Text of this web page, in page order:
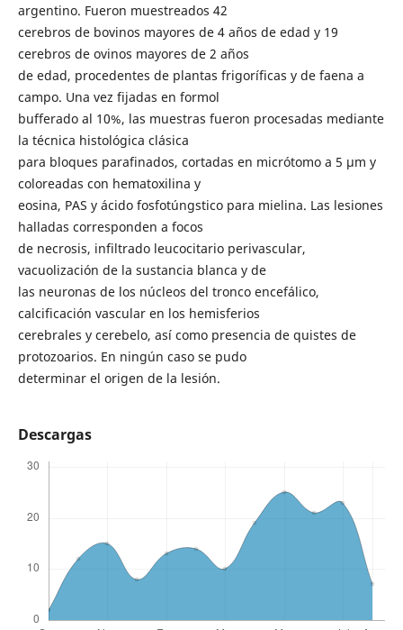
argentino. Fueron muestreados 42
cerebros de bovinos mayores de 4 años de edad y 19
cerebros de ovinos mayores de 2 años
de edad, procedentes de plantas frigoríficas y de faena a
campo. Una vez fijadas en formol
bufferado al 10%, las muestras fueron procesadas mediante
la técnica histológica clásica
para bloques parafinados, cortadas en micrótomo a 5 μm y
coloreadas con hematoxilina y
eosina, PAS y ácido fosfotúngstico para mielina. Las lesiones
halladas corresponden a focos
de necrosis, infiltrado leucocitario perivascular,
vacuolización de la sustancia blanca y de
las neuronas de los núcleos del tronco encefálico,
calcificación vascular en los hemisferios
cerebrales y cerebelo, así como presencia de quistes de
protozoarios. En ningún caso se pudo
determinar el origen de la lesión.
Descargas